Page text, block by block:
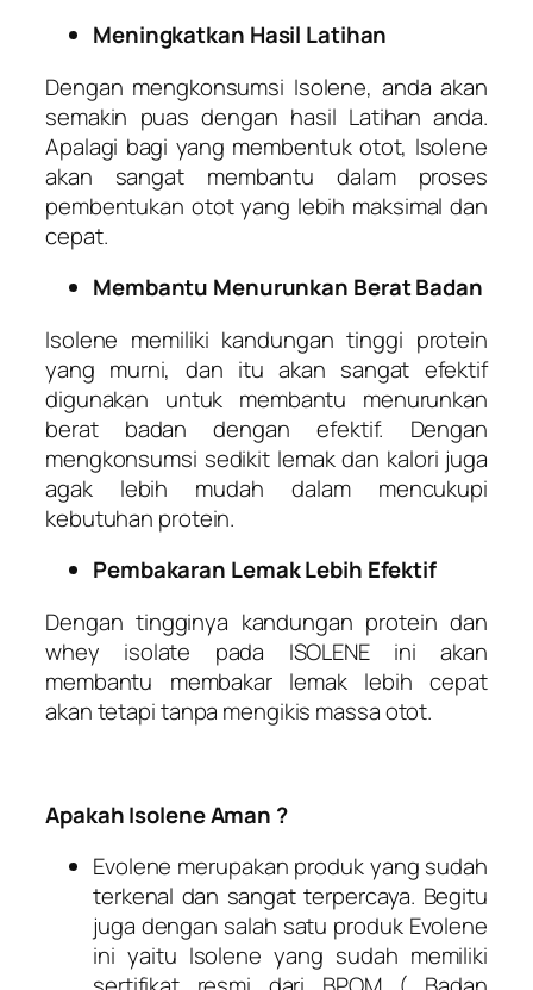
Meningkatkan Hasil Latihan
Dengan mengkonsumsi Isolene, anda akan
semakin puas dengan hasil Latihan anda.
Apalagi bagi yang membentuk otot, Isolene
akan sangat membantu dalam proses
pembentukan otot yang lebih maksimal dan
cepat.
Membantu Menurunkan Berat Badan
Isolene memiliki kandungan tinggi protein
yang murni, dan itu akan sangat efektif
digunakan untuk membantu menurunkan
berat badan dengan efektif. Dengan
mengkonsumsi sedikit lemak dan kalori juga
agak lebih mudah dalam mencukupi
kebutuhan protein.
Pembakaran Lemak Lebih Efektif
Dengan tingginya kandungan protein dan
whey isolate pada ISOLENE ini akan
membantu membakar lemak lebih cepat
akan tetapi tanpa mengikis massa otot.
Apakah Isolene Aman ?
Evolene merupakan produk yang sudah
terkenal dan sangat terpercaya. Begitu
juga dengan salah satu produk Evolene
ini yaitu Isolene yang sudah memiliki